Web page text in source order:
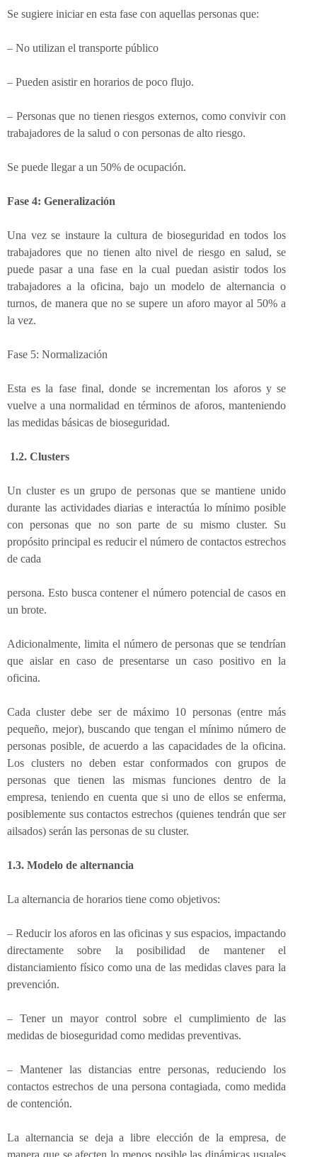
Se sugiere iniciar en esta fase con aquellas personas que:
– No utilizan el transporte público
– Pueden asistir en horarios de poco flujo.
– Personas que no tienen riesgos externos, como convivir con
trabajadores de la salud o con personas de alto riesgo.
Se puede llegar a un 50% de ocupación.
Fase 4: Generalización
Una vez se instaure la cultura de bioseguridad en todos los
trabajadores que no tienen alto nivel de riesgo en salud, se
puede pasar a una fase en la cual puedan asistir todos los
trabajadores a la oficina, bajo un modelo de alternancia o
turnos, de manera que no se supere un aforo mayor al 50% a
la vez.
Fase 5: Normalización
Esta es la fase final, donde se incrementan los aforos y se
vuelve a una normalidad en términos de aforos, manteniendo
las medidas básicas de bioseguridad.
1.2. Clusters
Un cluster es un grupo de personas que se mantiene unido
durante las actividades diarias e interactúa lo mínimo posible
con personas que no son parte de su mismo cluster. Su
propósito principal es reducir el número de contactos estrechos
de cada
persona. Esto busca contener el número potencial de casos en
un brote.
Adicionalmente, limita el número de personas que se tendrían
que aislar en caso de presentarse un caso positivo en la
oficina.
Cada cluster debe ser de máximo 10 personas (entre más
pequeño, mejor), buscando que tengan el mínimo número de
personas posible, de acuerdo a las capacidades de la oficina.
Los clusters no deben estar conformados con grupos de
personas que tienen las mismas funciones dentro de la
empresa, teniendo en cuenta que si uno de ellos se enferma,
posiblemente sus contactos estrechos (quienes tendrán que ser
ailsados) serán las personas de su cluster.
1.3. Modelo de alternancia
La alternancia de horarios tiene como objetivos:
– Reducir los aforos en las oficinas y sus espacios, impactando
directamente sobre la posibilidad de mantener el
distanciamiento físico como una de las medidas claves para la
prevención.
– Tener un mayor control sobre el cumplimiento de las
medidas de bioseguridad como medidas preventivas.
– Mantener las distancias entre personas, reduciendo los
contactos estrechos de una persona contagiada, como medida
de contención.
La alternancia se deja a libre elección de la empresa, de
manera que se afecten lo menos posible las dinámicas usuales